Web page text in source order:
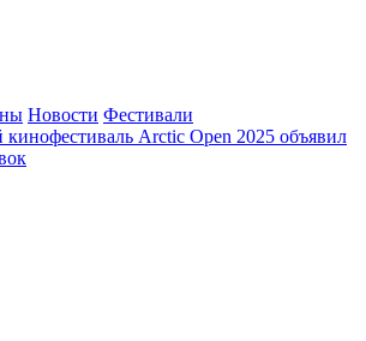
Новости Фестивали
Arctic Open 2025 объявил